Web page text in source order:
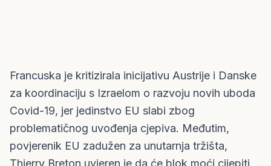
Francuska je kritizirala inicijativu Austrije i Danske
za koordinaciju s Izraelom o razvoju novih uboda
Covid-19, jer jedinstvo EU slabi zbog
problematičnog uvođenja cjepiva. Međutim,
povjerenik EU zadužen za unutarnja tržišta,
Thierry Breton uvjeren je da će blok moći cijepiti